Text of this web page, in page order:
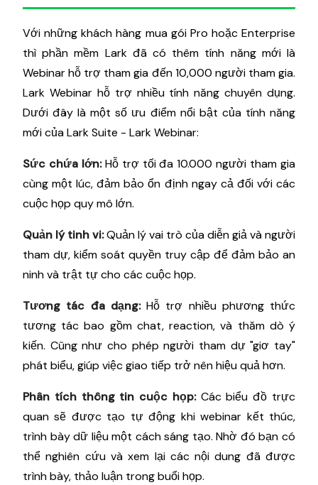
Với những khách hàng mua gói Pro hoặc Enterprise
thì phần mềm Lark đã có thêm tính năng mới là
Webinar hỗ trợ tham gia đến 10,000 người tham gia.
Lark Webinar hỗ trợ nhiều tính năng chuyên dụng.
Dưới đây là một số ưu điểm nổi bật của tính năng
mới của Lark Suite - Lark Webinar:
Sức chứa lớn:Hỗ trợ tối đa 10.000 người tham gia
cùng một lúc, đảm bảo ổn định ngay cả đối với các
cuộc họp quy mô lớn.
Quản lý tinh vi:Quản lý vai trò của diễn giả và người
tham dự, kiểm soát quyền truy cập để đảm bảo an
ninh và trật tự cho các cuộc họp.
Tương tác đa dạng:Hỗ trợ nhiều phương thức
tương tác bao gồm chat, reaction, và thăm dò ý
kiến. Cũng như cho phép người tham dự "giơ tay"
phát biểu, giúp việc giao tiếp trở nên hiệu quả hơn.
Phân tích thông tin cuộc họp:Các biểu đồ trực
quan sẽ được tạo tự động khi webinar kết thúc,
trình bày dữ liệu một cách sáng tạo. Nhờ đó bạn có
thể nghiên cứu và xem lại các nội dung đã được
trình bày, thảo luận trong buổi họp.